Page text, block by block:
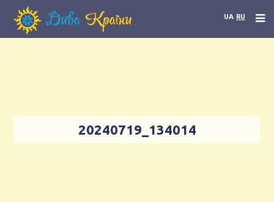
UA RU
20240719_134014